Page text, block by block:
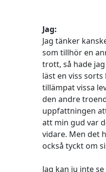
Jag:
Jag tänker
som tillhör en
trott, så hade
läst en viss
tillämpat vissa
den andre
uppfattningen
att min gud var
vidare. Men det
också tyckt om
Jag kan ju inte